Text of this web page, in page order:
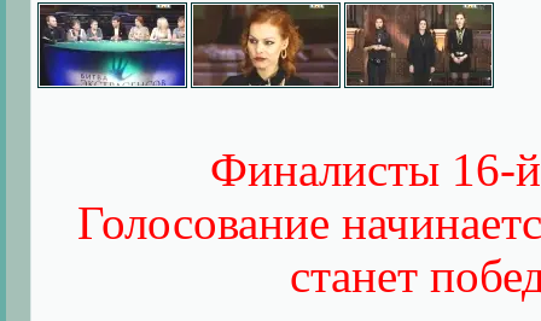
Финалисты 16-
Голосование
станет